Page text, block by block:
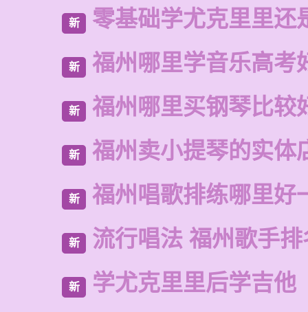
新 零基础学尤克里里还
新 福州哪里学音乐高考
新 福州哪里买钢琴比较
新 福州卖小提琴的实体
新 福州唱歌排练哪里好
新 流行唱法 福州歌手
新 学尤克里里后学吉他